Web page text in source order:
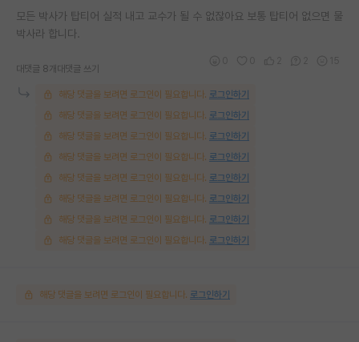
모든 박사가 탑티어 실적 내고 교수가 될 수 없잖아요 보통 탑티어 없으면 물
박사라 합니다.
대댓글 8개 대댓글 쓰기
해당 댓글을 보려면 로그인이 필요합니다. 로그인하기
해당 댓글을 보려면 로그인이 필요합니다. 로그인하기
해당 댓글을 보려면 로그인이 필요합니다. 로그인하기
해당 댓글을 보려면 로그인이 필요합니다. 로그인하기
해당 댓글을 보려면 로그인이 필요합니다. 로그인하기
해당 댓글을 보려면 로그인이 필요합니다. 로그인하기
해당 댓글을 보려면 로그인이 필요합니다. 로그인하기
해당 댓글을 보려면 로그인이 필요합니다. 로그인하기
해당 댓글을 보려면 로그인이 필요합니다. 로그인하기